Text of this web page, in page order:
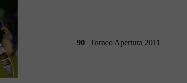
90 Torneo Apertura 2011